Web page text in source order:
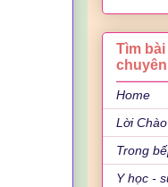
Tìm
Home
Lời Chào
Trong
Y học -